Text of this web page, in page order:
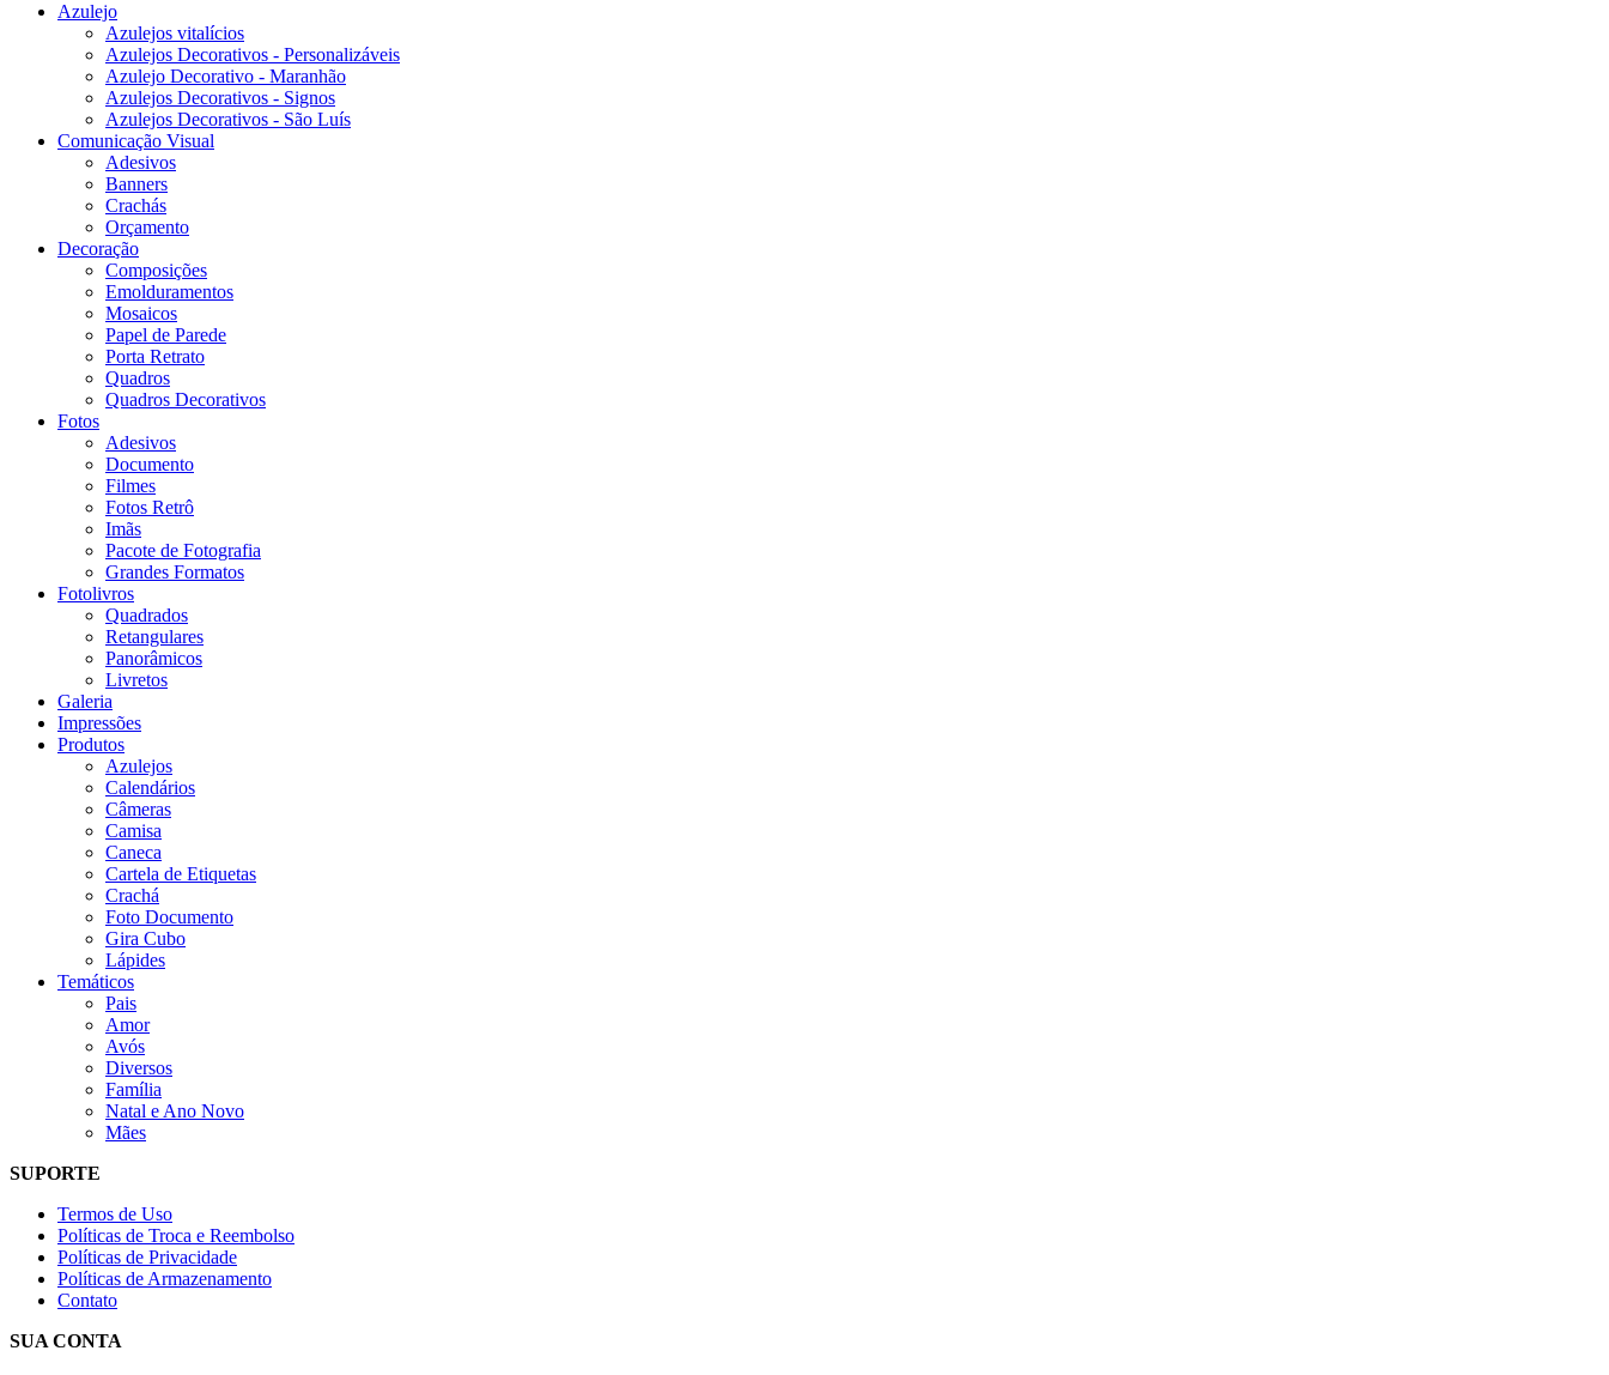
Azulejo
Azulejos vitalícios
Azulejos Decorativos - Personalizáveis
Azulejo Decorativo - Maranhão
Azulejos Decorativos - Signos
Azulejos Decorativos - São Luís
Comunicação Visual
Adesivos
Banners
Crachás
Orçamento
Decoração
Composições
Emolduramentos
Mosaicos
Papel de Parede
Porta Retrato
Quadros
Quadros Decorativos
Fotos
Adesivos
Documento
Filmes
Fotos Retrô
Imãs
Pacote de Fotografia
Grandes Formatos
Fotolivros
Quadrados
Retangulares
Panorâmicos
Livretos
Galeria
Impressões
Produtos
Azulejos
Calendários
Câmeras
Camisa
Caneca
Cartela de Etiquetas
Crachá
Foto Documento
Gira Cubo
Lápides
Temáticos
Pais
Amor
Avós
Diversos
Família
Natal e Ano Novo
Mães
SUPORTE
Termos de Uso
Políticas de Troca e Reembolso
Políticas de Privacidade
Políticas de Armazenamento
Contato
SUA CONTA